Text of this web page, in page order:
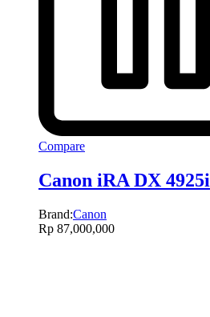
Compare
Canon iRA DX 4925i
Brand:Canon
Rp 87,000,000